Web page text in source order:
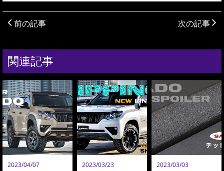
前の記事 次の記事
関連記事
2023/04/07 2023/03/23 2023/03/03